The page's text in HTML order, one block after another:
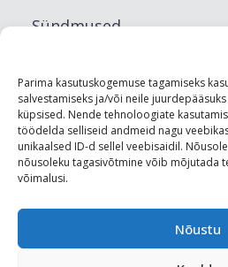
Parima kasutuskogemuse tagamiseks
salvestamiseks ja/või neile
küpsised. Nende tehnoloogiate
töödelda selliseid andmeid nagu
unikaalsed ID-d sellel veebisaidil.
nõusoleku tagasivõtmine võib mõjutada
võimalusi.
Nõustu
Sündmused
Maitseelamused
Vaatamisväärsused
Visit Tallinn